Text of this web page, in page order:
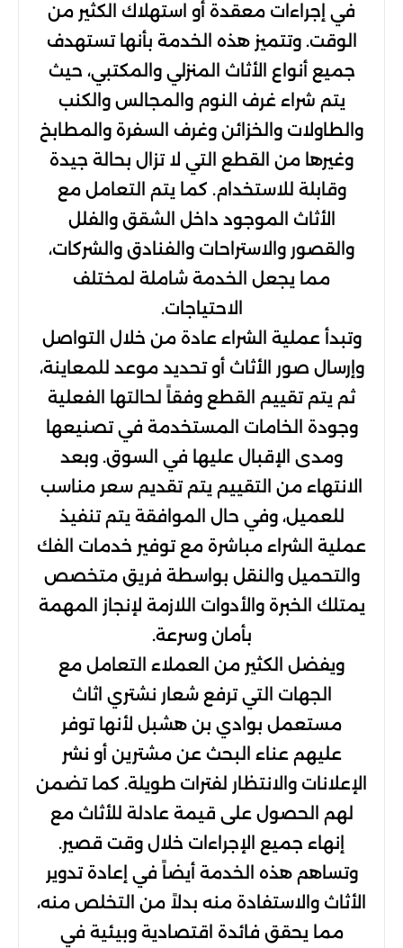
في إجراءات معقدة أو استهلاك الكثير من
الوقت. وتتميز هذه الخدمة بأنها تستهدف
جميع أنواع الأثاث المنزلي والمكتبي، حيث
يتم شراء غرف النوم والمجالس والكنب
والطاولات والخزائن وغرف السفرة والمطابخ
وغيرها من القطع التي لا تزال بحالة جيدة
وقابلة للاستخدام. كما يتم التعامل مع
الأثاث الموجود داخل الشقق والفلل
والقصور والاستراحات والفنادق والشركات،
مما يجعل الخدمة شاملة لمختلف
الاحتياجات.
وتبدأ عملية الشراء عادة من خلال التواصل
وإرسال صور الأثاث أو تحديد موعد للمعاينة،
ثم يتم تقييم القطع وفقاً لحالتها الفعلية
وجودة الخامات المستخدمة في تصنيعها
ومدى الإقبال عليها في السوق. وبعد
الانتهاء من التقييم يتم تقديم سعر مناسب
للعميل، وفي حال الموافقة يتم تنفيذ
عملية الشراء مباشرة مع توفير خدمات الفك
والتحميل والنقل بواسطة فريق متخصص
يمتلك الخبرة والأدوات اللازمة لإنجاز المهمة
بأمان وسرعة.
ويفضل الكثير من العملاء التعامل مع
الجهات التي ترفع شعار نشتري اثاث
مستعمل بوادي بن هشبل لأنها توفر
عليهم عناء البحث عن مشترين أو نشر
الإعلانات والانتظار لفترات طويلة. كما تضمن
لهم الحصول على قيمة عادلة للأثاث مع
إنهاء جميع الإجراءات خلال وقت قصير.
وتساهم هذه الخدمة أيضاً في إعادة تدوير
الأثاث والاستفادة منه بدلاً من التخلص منه،
مما يحقق فائدة اقتصادية وبيئية في